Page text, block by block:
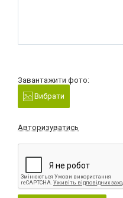
Завантажити фото:
Вибрати
Авторизуватись